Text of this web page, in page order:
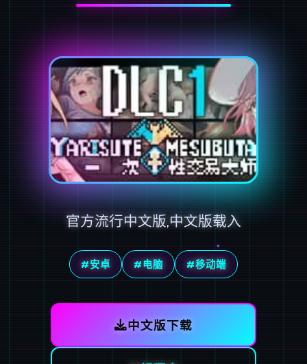
官方流行中文版,中文版载入
#安卓 #电脑 #移动端
中文版下载